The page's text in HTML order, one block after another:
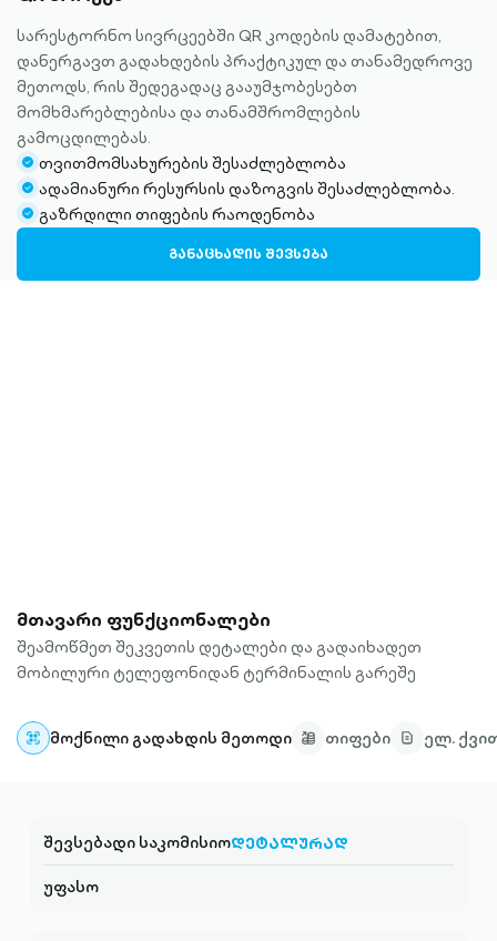
სარესტორნო სივრცეებში QR კოდების დამატებით,
დანერგავთ გადახდების პრაქტიკულ და თანამედროვე
მეთოდს, რის შედეგადაც გააუმჯობესებთ
მომხმარებლებისა და თანამშრომლების
გამოცდილებას.
check-
circle-
filled
თვითმომსახურების შესაძლებლობა
check-
circle-
ადამიანური რესურსის დაზოგვის შესაძლებლობა.
check-
გაზრდილი თიფების რაოდენობა
ᲒᲐᲜᲐᲪᲮᲐᲓᲘᲡ ᲨᲔᲕᲡᲔᲑᲐ
მთავარი ფუნქციონალები
შეამოწმეთ შეკვეთის დეტალები და გადაიხადეთ
მობილური ტელეფონიდან ტერმინალის გარეშე
მოქნილი გადახდის მეთოდი თიფები ელ.
შევსებადი საკომისიოᲓᲔᲢᲐᲚᲣᲠᲐᲓ
უფასო